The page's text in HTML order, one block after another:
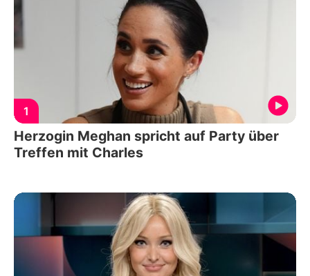
1
Herzogin Meghan spricht auf Party über
Treffen mit Charles